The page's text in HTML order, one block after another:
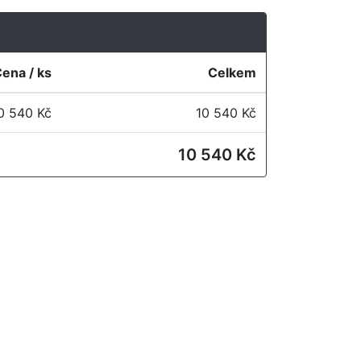
/ ks Celkem
540 Kč 10 540 Kč
10 540 Kč